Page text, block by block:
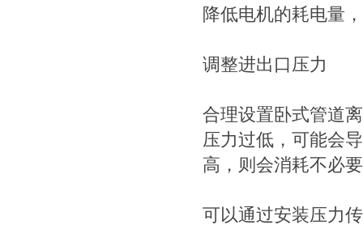
降低电机的耗电量
调整进出口压力
合理设置卧式管道
压力过低，可能会
高，则会消耗不必
可以通过安装压力